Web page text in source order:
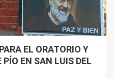
EL ORATORIO Y
PÍO EN SAN LUIS DEL